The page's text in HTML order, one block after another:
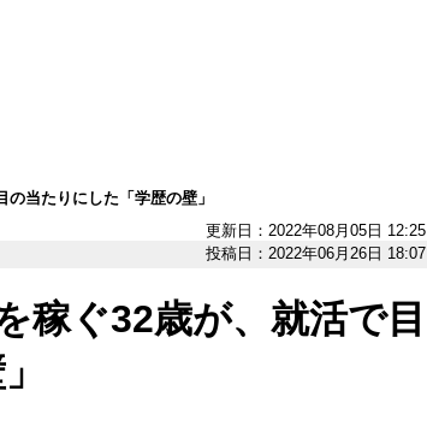
当たりにした「学歴の壁」
更新日：2022年08月05日 12:25
投稿日：2022年06月26日 18:07
稼ぐ32歳が、就活で目